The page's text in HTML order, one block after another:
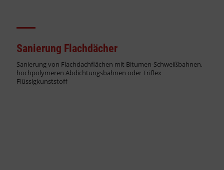
Sanierung Flachdächer
Sanierung von Flachdachflächen mit Bitumen-Schweißbahnen,
hochpolymeren Abdichtungsbahnen oder Triflex
Flüssigkunststoff